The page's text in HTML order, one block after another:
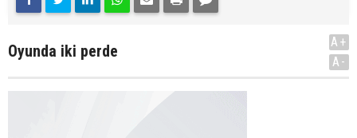
Oyunda iki perde
A+
A-